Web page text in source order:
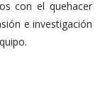
con el quehacer
e investigación